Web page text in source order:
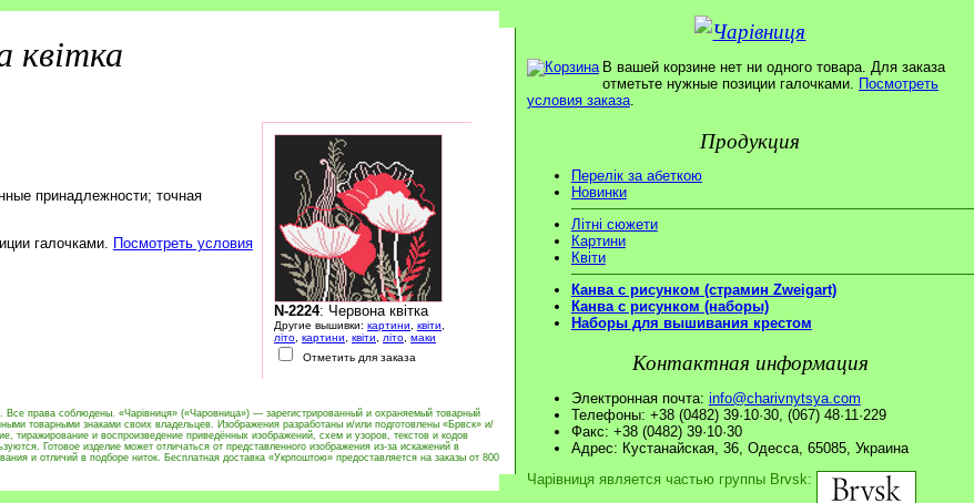
квітка
N-2224: Червона квітка
Другие вышивки: картини квіти
літо картини квіти літо маки
Отметить для заказа
принадлежности; точная
галочками.
Посмотреть условия
Все права соблюдены. «Чарівниця» («Чаровница») — зарегистрированный и охраняемый товарный
товарными знаками своих владельцев. Изображения разработаны и/или подготовлены «Брвск» и/
тиражирование и воспроизведение приведённых изображений, схем и узоров, текстов и кодов
Готовое изделие может отличаться от представленного изображения из-за искажений в
и отличий в подборе ниток. Бесплатная доставка «Укрпоштою» предоставляется на заказы от 800
В вашей корзине нет ни одного товара. Для заказа
отметьте нужные позиции галочками. Посмотреть
условия заказа.
Продукция
Перелік за абеткою
Новинки
Літні сюжети
Картини
Квіти
Канва с рисунком (страмин Zweigart)
Канва с рисунком (наборы)
Наборы для вышивания крестом
Контактная информация
Электронная почта: info@charivnytsya.com
Телефоны: +38 (0482) 39·10·30, (067) 48·11·229
Факс: +38 (0482) 39·10·30
Адрес: Кустанайская, 36, Одесса, 65085, Украина
Чарівниця является частью группы Brvsk: